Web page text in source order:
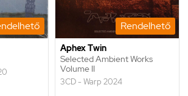
Rendelhető
Aphex Twin
Selected Ambient Works
Volume II
3CD - Warp 2024